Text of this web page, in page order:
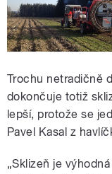
Trochu netradičně
dokončuje totiž
lepší, protože se
Pavel Kasal z
„Sklizeň je